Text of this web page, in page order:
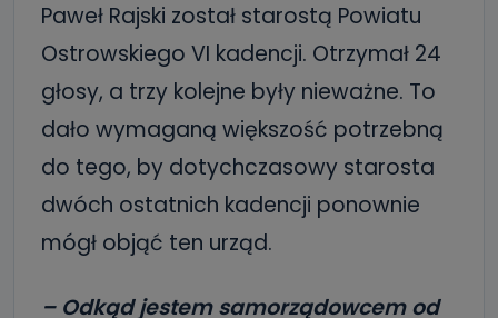
Paweł Rajski został starostą Powiatu
Ostrowskiego VI kadencji. Otrzymał 24
głosy, a trzy kolejne były nieważne. To
dało wymaganą większość potrzebną
do tego, by dotychczasowy starosta
dwóch ostatnich kadencji ponownie
mógł objąć ten urząd.
– Odkąd jestem samorządowcem od